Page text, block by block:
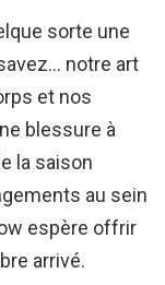
sorte une
notre art
et nos
blessure à
la saison
au sein
espère offrir
arrivé.